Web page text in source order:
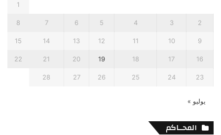
1
2
3
4
5
6
7
8
9
10
11
12
13
14
15
16
17
18
19
20
21
22
23
24
25
26
27
28
يوليو »
المحــاكم